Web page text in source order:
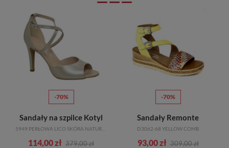
-70%
Sandały na szpilce Kotyl
5949 PERŁOWA LICO SKÓRA NATURALNA
114,00 zł 379,00 zł
-70%
Sandały Remonte
D3062-68 YELLOW COMB
93,00 zł 309,00 zł